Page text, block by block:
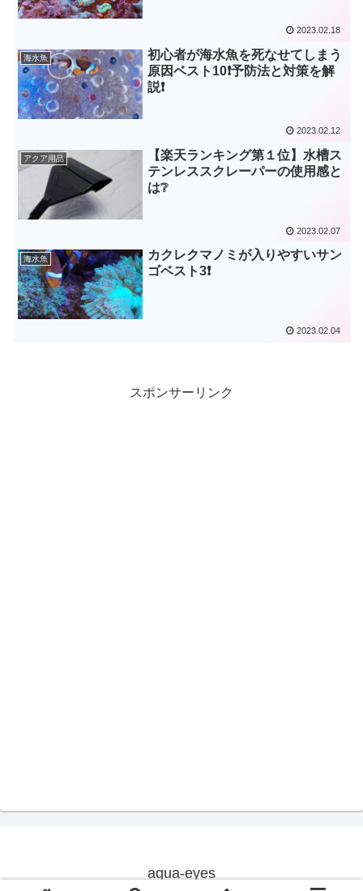
2023.02.18
海水魚
初心者が海水魚を死なせてしまう
原因ベスト10❗予防法と対策を解
説❗
2023.02.12
アクア用品
【楽天ランキング第１位】水槽ス
テンレススクレーパーの使用感と
は❔
2023.02.07
海水魚
カクレクマノミが入りやすいサン
ゴベスト3❗
2023.02.04
スポンサーリンク
aqua-eyes